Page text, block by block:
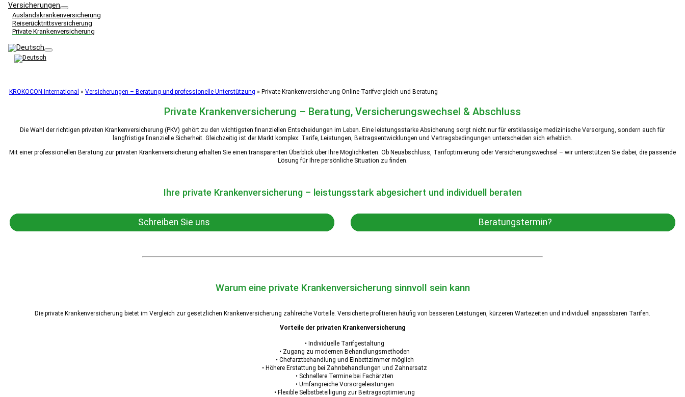
Versicherungen
Auslandskrankenversicherung
Reiserücktrittsversicherung
Private Krankenversicherung
KROKOCON International » Versicherungen – Beratung und professionelle Unterstützung » Private Krankenversicherung Online-Tarifvergleich und Beratung
Private Krankenversicherung – Beratung, Versicherungswechsel & Abschluss
Die Wahl der richtigen privaten Krankenversicherung (PKV) gehört zu den wichtigsten finanziellen Entscheidungen im Leben. Eine leistungsstarke Absicherung sorgt nicht nur für erstklassige medizinische Versorgung, sondern auch für
langfristige finanzielle Sicherheit. Gleichzeitig ist der Markt komplex: Tarife, Leistungen, Beitragsentwicklungen und Vertragsbedingungen unterscheiden sich erheblich.
Mit einer professionellen Beratung zur privaten Krankenversicherung erhalten Sie einen transparenten Überblick über Ihre Möglichkeiten. Ob Neuabschluss, Tarifoptimierung oder Versicherungswechsel – wir unterstützen Sie dabei, die passende
Lösung für Ihre persönliche Situation zu finden.
Ihre private Krankenversicherung – leistungsstark abgesichert und individuell beraten
Schreiben Sie uns Beratungstermin?
Warum eine private Krankenversicherung sinnvoll sein kann
Die private Krankenversicherung bietet im Vergleich zur gesetzlichen Krankenversicherung zahlreiche Vorteile. Versicherte profitieren häufig von besseren Leistungen, kürzeren Wartezeiten und individuell anpassbaren Tarifen.
Vorteile der privaten Krankenversicherung
• Individuelle Tarifgestaltung
• Zugang zu modernen Behandlungsmethoden
• Chefarztbehandlung und Einbettzimmer möglich
• Höhere Erstattung bei Zahnbehandlungen und Zahnersatz
• Schnellere Termine bei Fachärzten
• Umfangreiche Vorsorgeleistungen
• Flexible Selbstbeteiligung zur Beitragsoptimierung